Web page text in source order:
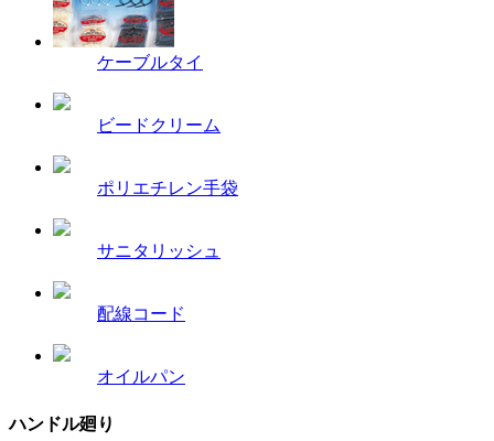
ケーブルタイ
ビードクリーム
ポリエチレン手袋
サニタリッシュ
配線コード
オイルパン
ハンドル廻り